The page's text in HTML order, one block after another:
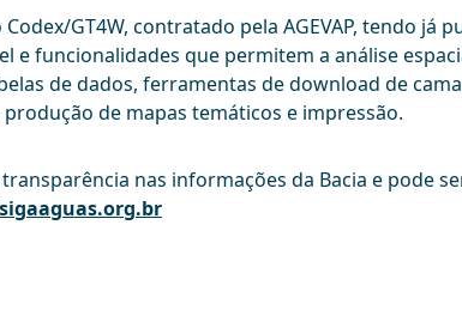
GT4W, contratado pela AGEVAP, tendo já
e funcionalidades que permitem a análise
de dados, ferramentas de download de
de mapas temáticos e impressão.
nas informações da Bacia e pode